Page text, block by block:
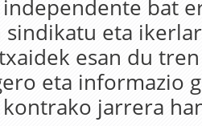
bat
eta
esan du
eta informazio
jarrera